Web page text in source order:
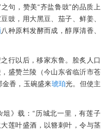
句，赞美“齐盐鲁豉”的品质上
豉，用大黑豆、茄子、鲜姜、
八种原料发酵而成，醇厚清香、
行以后，移家东鲁。脍炙人口
盛赞兰陵（今山东省临沂市苍
金香，玉碗盛来琥珀光。但使主
》载：“历城北一里，有莲子
莲叶盛酒，以簪刺叶，令与茎